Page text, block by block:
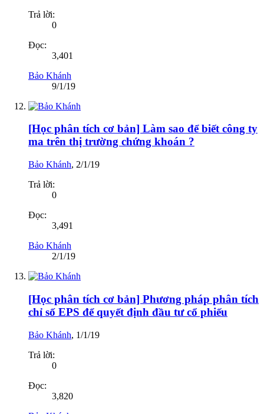
Trả lời:
0
Đọc:
3,401
Bảo Khánh
9/1/19
[Học phân tích cơ bản] Làm sao để biết công ty
ma trên thị trường chứng khoán ?
Bảo Khánh, 2/1/19
Trả lời:
0
Đọc:
3,491
Bảo Khánh
2/1/19
[Học phân tích cơ bản] Phương pháp phân tích
chỉ số EPS để quyết định đầu tư cổ phiếu
Bảo Khánh, 1/1/19
Trả lời:
0
Đọc:
3,820